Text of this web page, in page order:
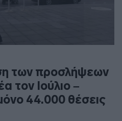
των προσλήψεων
τον Ιούλιο –
44.000 θέσεις